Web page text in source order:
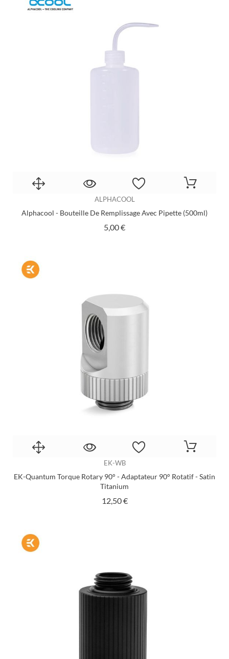
ALPHACOOL
Alphacool - Bouteille De Remplissage Avec Pipette (500ml)
5,00 €Prix
EK-WB
EK-Quantum Torque Rotary 90° - Adaptateur 90° Rotatif - Satin
Titanium
12,50 €Prix